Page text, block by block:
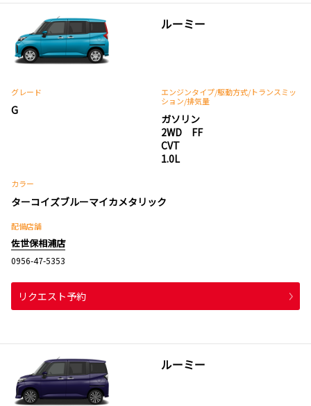
ルーミー
グレード
G
エンジンタイプ/駆動方式/トランスミッ
ション/排気量
ガソリン
2WD FF
CVT
1.0L
カラー
ターコイズブルーマイカメタリック
配備店舗
佐世保相浦店
0956-47-5353
リクエスト予約
ルーミー